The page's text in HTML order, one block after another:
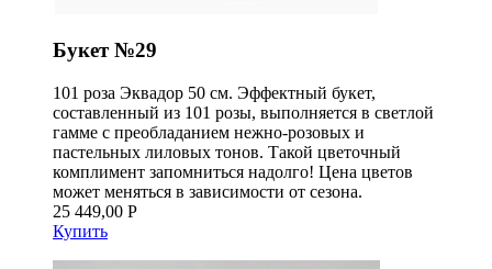
Букет №29
101 роза Эквадор 50 см. Эффектный букет,
составленный из 101 розы, выполняется в светлой
гамме с преобладанием нежно-розовых и
пастельных лиловых тонов. Такой цветочный
комплимент запомниться надолго! Цена цветов
может меняться в зависимости от сезона.
25 449,00 Р
Купить